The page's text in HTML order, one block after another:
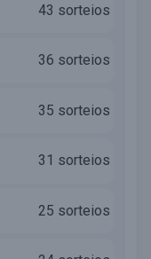
43 sorteios
36 sorteios
35 sorteios
31 sorteios
25 sorteios